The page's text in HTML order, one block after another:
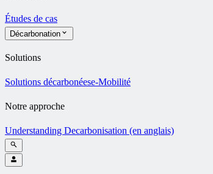
Études de cas
Décarbonation
Solutions
Solutions décarbonéese-Mobilité
Notre approche
Understanding Decarbonisation (en anglais)